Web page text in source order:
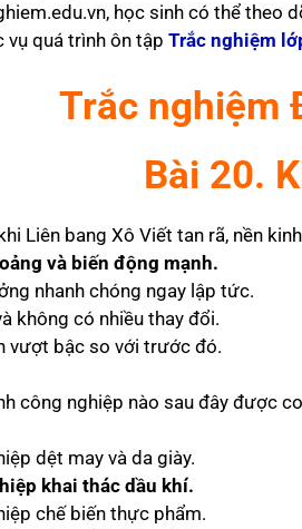
học sinh có thể theo
vụ quá trình ôn tậpTrắc nghiệm
Trắc nghiệm
Bài 20.
Liên bang Xô Viết tan rã, nền
và biến động mạnh.
nhanh chóng ngay lập tức.
không có nhiều thay đổi.
vượt bậc so với trước đó.
công nghiệp nào sau đây được
dệt may và da giày.
khai thác dầu khí.
chế biến thực phẩm.